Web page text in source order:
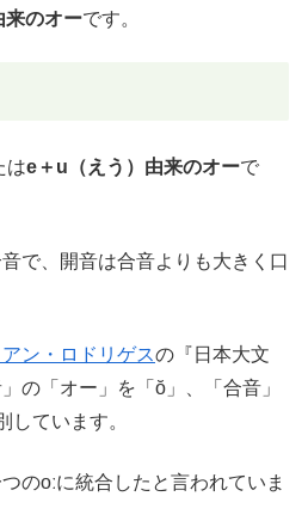
来のオーです。
はe＋u（えう）由来のオーで
で、開音は合音よりも大きく口
アン・ロドリゲスの『日本大文
の「オー」を「ŏ」、「合音」
しています。
のoːに統合した と言われていま